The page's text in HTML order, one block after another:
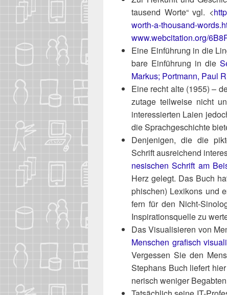
tau­send Wor­te“ vgl. <
worth-a-thousand-
www​.web​ci​ta​ti​on​.org/
Eine Ein­füh­rung in die
ba­re Ein­füh­rung in die
Mar­kus; Port­mann, Paul
Eine recht alte (1955) –
zu­ta­ge teil­wei­se nicht
inter­es­sier­ten Lai­en
die Sprach­ge­schich­te
Den­je­ni­gen, die die
Schrift aus­rei­chend
ne­si­schen Schrift am
Herz gelegt. Das Buch
phi­schen) Lexi­kons und
fern für den Nicht-
Inspi­ra­ti­ons­quel­le zu
Das Visua­li­sie­ren von
Men­schen gra­fisch
Ver­ges­sen Sie den
Ste­phans Buch lie­fert
ne­risch weni­ger